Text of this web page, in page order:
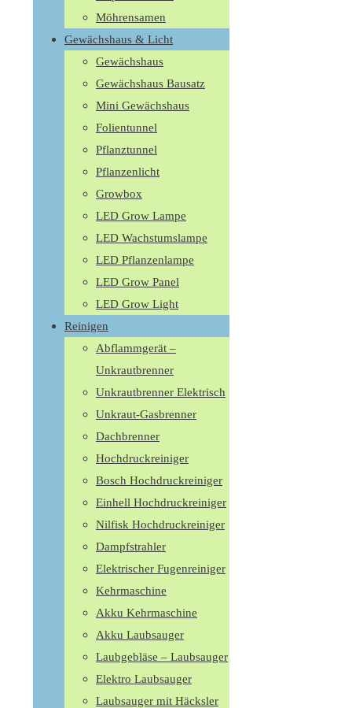
Möhrensamen
Gewächshaus & Licht
Gewächshaus
Gewächshaus Bausatz
Mini Gewächshaus
Folientunnel
Pflanztunnel
Pflanzenlicht
Growbox
LED Grow Lampe
LED Wachstumslampe
LED Pflanzenlampe
LED Grow Panel
LED Grow Light
Reinigen
Abflammgerät –
Unkrautbrenner
Unkrautbrenner Elektrisch
Unkraut-Gasbrenner
Dachbrenner
Hochdruckreiniger
Bosch Hochdruckreiniger
Einhell Hochdruckreiniger
Nilfisk Hochdruckreiniger
Dampfstrahler
Elektrischer Fugenreiniger
Kehrmaschine
Akku Kehrmaschine
Akku Laubsauger
Laubgebläse – Laubsauger
Elektro Laubsauger
Laubsauger mit Häcksler